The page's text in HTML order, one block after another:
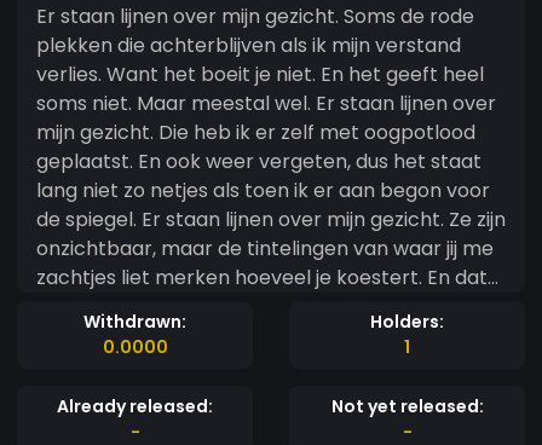
Er staan lijnen over mijn gezicht. Soms de rode
plekken die achterblijven als ik mijn verstand
verlies. Want het boeit je niet. En het geeft heel
soms niet. Maar meestal wel. Er staan lijnen over
mijn gezicht. Die heb ik er zelf met oogpotlood
geplaatst. En ook weer vergeten, dus het staat
lang niet zo netjes als toen ik er aan begon voor
de spiegel. Er staan lijnen over mijn gezicht. Ze zijn
onzichtbaar, maar de tintelingen van waar jij me
zachtjes liet merken hoeveel je koestert. En dat
ik op mijn beurt die geometrie terug heb
gegeven in mijn eigen lipcontact. Dat is ook wel
als ik m'n oren mee mag tellen, dan doen de
piercings mee. Dan doet de ambitie die ik heb om
Withdrawn:
0.0000
Holders:
1
Already released:
-
Not yet released:
-